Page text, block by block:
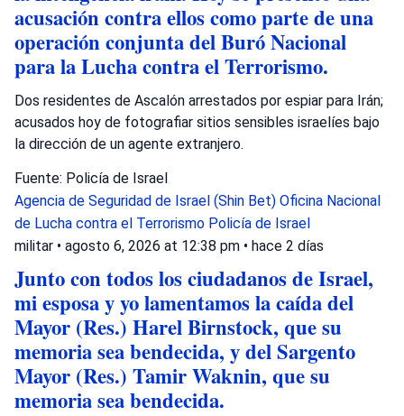
acusación contra ellos como parte de una
operación conjunta del Buró Nacional
para la Lucha contra el Terrorismo.
Dos residentes de Ascalón arrestados por espiar para Irán;
acusados hoy de fotografiar sitios sensibles israelíes bajo
la dirección de un agente extranjero.
Fuente: Policía de Israel
Agencia de Seguridad de Israel (Shin Bet) Oficina Nacional
de Lucha contra el Terrorismo Policía de Israel
militar • agosto 6, 2026 at 12:38 pm • hace 2 días
Junto con todos los ciudadanos de Israel,
mi esposa y yo lamentamos la caída del
Mayor (Res.) Harel Birnstock, que su
memoria sea bendecida, y del Sargento
Mayor (Res.) Tamir Waknin, que su
memoria sea bendecida.